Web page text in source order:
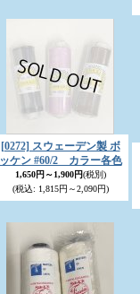
[0272] スウェーデン製 ボ
ッケン #60/2 カラー各色
1,650円～1,900円(税別)
(税込: 1,815円～2,090円)